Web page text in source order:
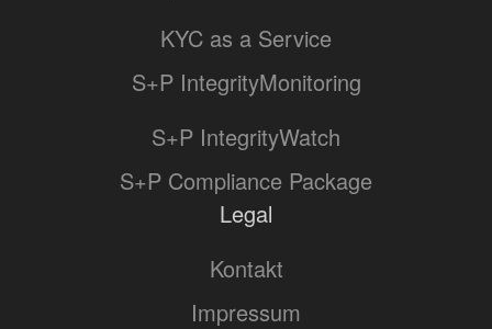
KYC as a Service
S+P IntegrityMonitoring
S+P IntegrityWatch
S+P Compliance Package
Legal
Kontakt
Impressum